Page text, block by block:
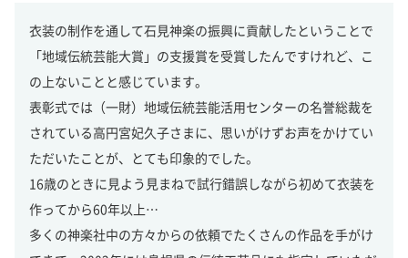
衣装の制作を通して石見神楽の振興に貢献したということで
「地域伝統芸能大賞」の支援賞を受賞したんですけれど、こ
の上ないことと感じています。
表彰式では（一財）地域伝統芸能活用センターの名誉総裁を
されている高円宮妃久子さまに、思いがけずお声をかけてい
ただいたことが、とても印象的でした。
16歳のときに見よう見まねで試行錯誤しながら初めて衣装を
作ってから60年以上…
多くの神楽社中の方々からの依頼でたくさんの作品を手がけ